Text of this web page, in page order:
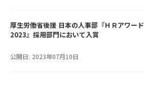
厚生労働省後援 日本の人事部『ＨＲアワード
2023』採用部門において入賞
公開日: 2023年07月10日